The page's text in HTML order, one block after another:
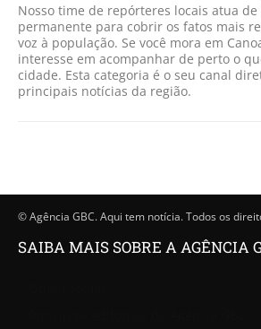
Nosso time de repórteres locais atua
permanente para cobrir os fatos mais
voz à população. Se você mora em
interesse em acompanhar de perto o
cidade. Esta categoria é o seu canal
principais notícias da região.
© Agência GBC. Aqui tem notícia. Todos os
SAIBA MAIS SOBRE A AGÊNCIA